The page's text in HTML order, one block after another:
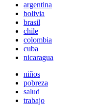
argentina
bolivia
brasil
chile
colombia
cuba
nicaragua
niños
pobreza
salud
trabajo